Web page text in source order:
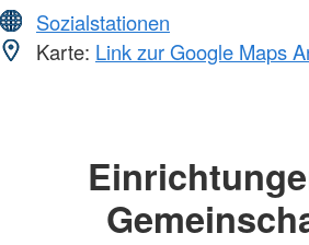
Sozialstationen
Karte: Link zur Google Maps